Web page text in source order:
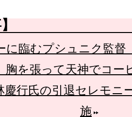
に臨むプシュニク監督
胸を張って天神でコー
慶行氏の引退セレモニ
施